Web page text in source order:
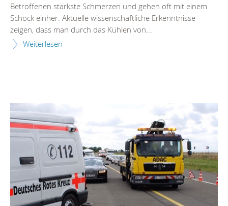
Betroffenen stärkste Schmerzen und gehen oft mit einem
Schock einher. Aktuelle wissenschaftliche Erkenntnisse
zeigen, dass man durch das Kühlen von...
Weiterlesen